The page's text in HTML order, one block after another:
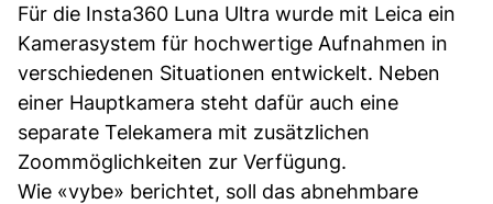
Für die Insta360 Luna Ultra wurde mit Leica ein
Kamerasystem für hochwertige Aufnahmen in
verschiedenen Situationen entwickelt. Neben
einer Hauptkamera steht dafür auch eine
separate Telekamera mit zusätzlichen
Zoommöglichkeiten zur Verfügung.
Wie «vybe» berichtet, soll das abnehmbare